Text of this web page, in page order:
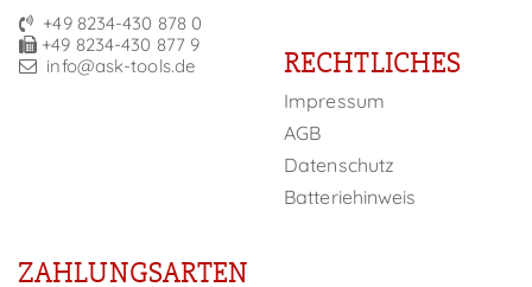
+49 8234-430 878 0
+49 8234-430 877 9
info@ask-tools.de
RECHTLICHES
Impressum
AGB
Datenschutz
Batteriehinweis
ZAHLUNGSARTEN